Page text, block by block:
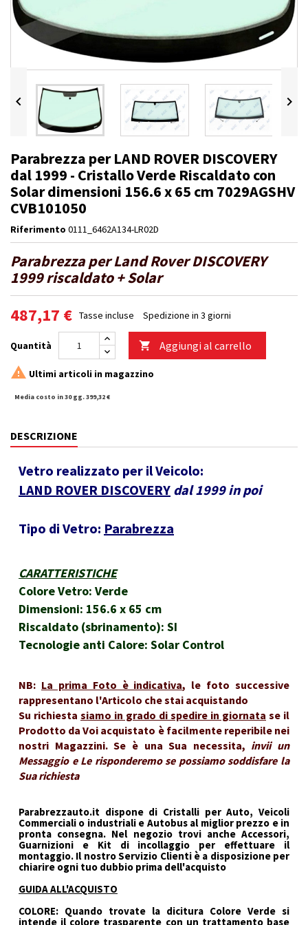
 
Parabrezza per LAND ROVER DISCOVERY
dal 1999 - Cristallo Verde Riscaldato con
Solar dimensioni 156.6 x 65 cm 7029AGSHV
CVB101050
Riferimento 0111_6462A134-LR02D
Parabrezza per Land Rover DISCOVERY
1999 riscaldato + Solar
487,17 € Tasse incluse Spedizione in 3 giorni
Quantità  Aggiungi al carrello
 Ultimi articoli in magazzino
Media costo in 30 gg. 399,32 €
DESCRIZIONE
Vetro realizzato per il Veicolo:
LAND ROVER DISCOVERY dal 1999 in poi
Tipo di Vetro: Parabrezza
CARATTERISTICHE
Colore Vetro: Verde
Dimensioni: 156.6 x 65 cm
Riscaldato (sbrinamento): SI
Tecnologie anti Calore: Solar Control
NB: La prima Foto è indicativa, le foto successive
rappresentano l'Articolo che stai acquistando
Su richiesta siamo in grado di spedire in giornata se il
Prodotto da Voi acquistato è facilmente reperibile nei
nostri Magazzini. Se è una Sua necessita, invii un
Messaggio e Le risponderemo se possiamo soddisfare la
Sua richiesta
Parabrezzauto.it dispone di Cristalli per Auto, Veicoli
Commerciali o industriali e Autobus al miglior prezzo e in
pronta consegna. Nel negozio trovi anche Accessori,
Guarnizioni e Kit di incollaggio per effettuare il
montaggio. Il nostro Servizio Clienti è a disposizione per
chiarire ogni tuo dubbio prima dell'acquisto
GUIDA ALL'ACQUISTO
COLORE: Quando trovate la dicitura Colore Verde si
intende il colore trasparente con un trattamento base